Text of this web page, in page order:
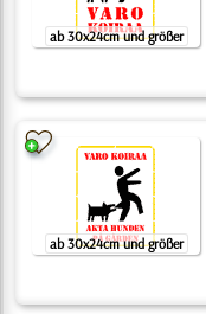
ab 30x24cm und größer
ab 30x24cm und größer